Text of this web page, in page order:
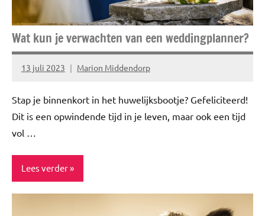
Wat kun je verwachten van een weddingplanner?
13 juli 2023 Marion Middendorp
Geen
Stap je binnenkort in het huwelijksbootje? Gefeliciteerd!
Dit is een opwindende tijd in je leven, maar ook een tijd
vol …
Lees verder